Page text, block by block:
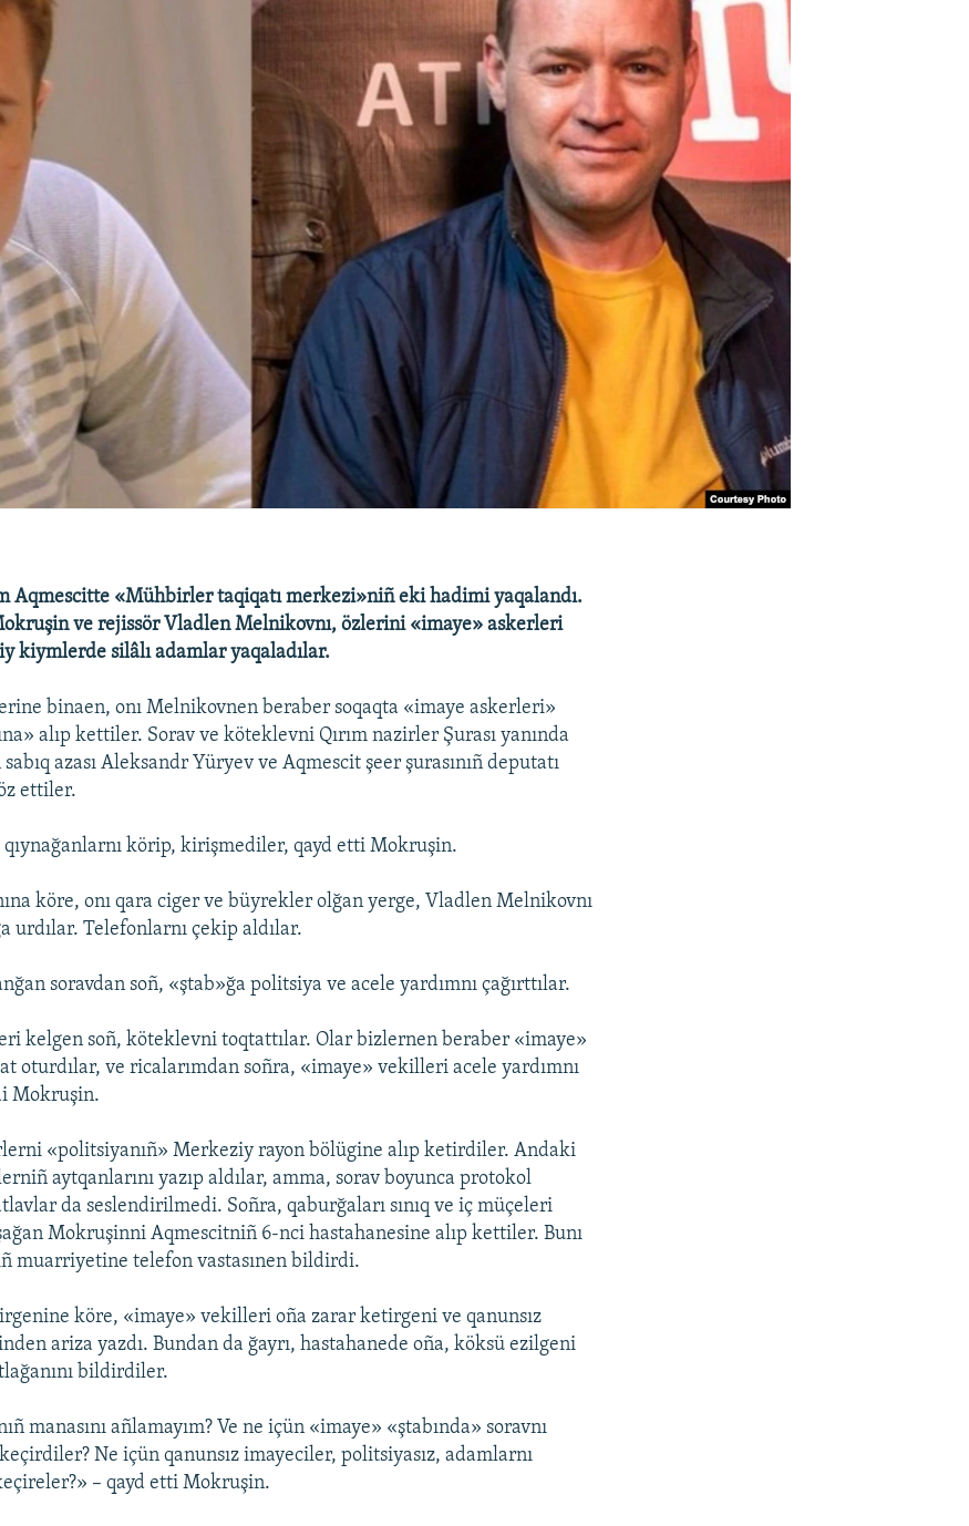
Aqmescitte «Mühbirler taqiqatı merkezi»niñ eki hadimi yaqalandı.
ve rejissör Vladlen Melnikovnı, özlerini «imaye» askerleri
kiymlerde silâlı adamlar yaqaladılar.
binaen, onı Melnikovnen beraber soqaqta «imaye askerleri»
alıp kettiler. Sorav ve köteklevni Qırım nazirler Şurası yanında
azası Aleksandr Yüryev ve Aqmescit şeer şurasınıñ deputatı
ettiler.
körip, kirişmediler, qayd etti Mokruşin.
köre, onı qara ciger ve büyrekler olğan yerge, Vladlen Melnikovnı
urdılar. Telefonlarnı çekip aldılar.
soravdan soñ, «ştab»ğa politsiya ve acele yardımnı çağırttılar.
kelgen soñ, köteklevni toqtattılar. Olar bizlernen beraber «imaye»
oturdılar, ve ricalarımdan soñra, «imaye» vekilleri acele yardımnı
Mokruşin.
«politsiyanıñ» Merkeziy rayon bölügine alıp ketirdiler. Andaki
aytqanlarını yazıp aldılar, amma, sorav boyunca protokol
da seslendirilmedi. Soñra, qaburğaları sınıq ve iç müçeleri
Mokruşinni Aqmescitniñ 6-nci hastahanesine alıp kettiler. Bunı
muarriyetine telefon vastasınen bildirdi.
köre, «imaye» vekilleri oña zarar ketirgeni ve qanunsız
ariza yazdı. Bundan da ğayrı, hastahanede oña, köksü ezilgeni
bildirdiler.
manasını añlamayım? Ve ne içün «imaye» «ştabında» soravnı
Ne içün qanunsız imayeciler, politsiyasız, adamlarnı
– qayd etti Mokruşin.